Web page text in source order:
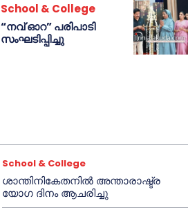
School & College
“നവ് ഓറ” പരിപാടി
സംഘടിപ്പിച്ചു
School & College
ശാന്തിനികേതനിൽ അന്താരാഷ്ട്ര
യോഗ ദിനം ആചരിച്ചു